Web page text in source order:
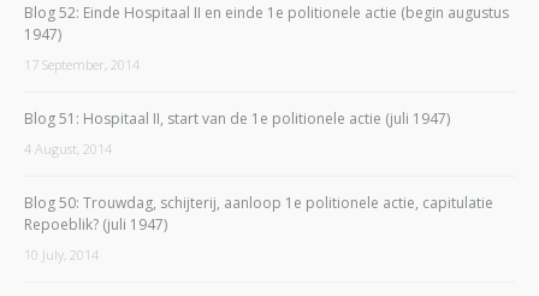
Blog 52: Einde Hospitaal II en einde 1e politionele actie (begin augustus
1947)
17 September, 2014
Blog 51: Hospitaal II, start van de 1e politionele actie (juli 1947)
4 August, 2014
Blog 50: Trouwdag, schijterij, aanloop 1e politionele actie, capitulatie
Repoeblik? (juli 1947)
10 July, 2014